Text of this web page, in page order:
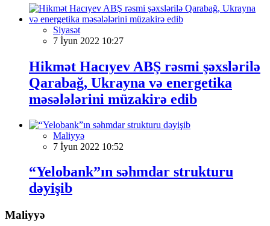
Siyasət
7 İyun 2022 10:27
Hikmət Hacıyev ABŞ rəsmi şəxslərilə
Qarabağ, Ukrayna və energetika
məsələlərini müzakirə edib
Maliyyə
7 İyun 2022 10:52
“Yelobank”ın səhmdar strukturu
dəyişib
Maliyyə